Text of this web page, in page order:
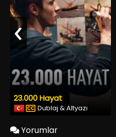
23.000 Hayat
Dublaj & Altyazı
‹
Yorumlar